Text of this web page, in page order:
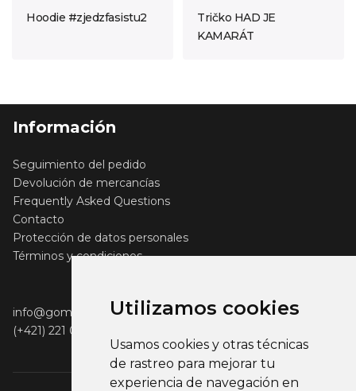
Utilizamos cookies
Usamos cookies y otras técnicas
de rastreo para mejorar tu
experiencia de navegación en
Hoodie #zjedzfasistu2
Tričko HAD JE
KAMARÁT
Información
Seguimiento del pedido
Devolución de mercancías
Frequently Asked Questions
Contacto
Protección de datos personales
Términos y condiciones
info@gomerch.sk
(+421) 221 001 000